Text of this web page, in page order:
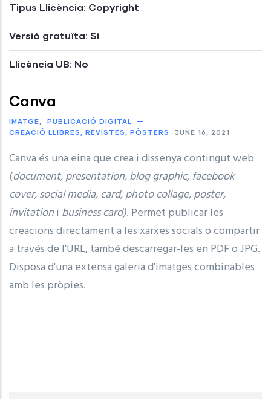
Tipus Llicència: Copyright
Versió gratuïta: Si
Llicència UB: No
Canva
IMATGE
PUBLICACIÓ DIGITAL
CREACIÓ LLIBRES, REVISTES, PÒSTERS
JUNE 16, 2021
Canva és una eina que crea i dissenya contingut web
(document, presentation, blog graphic, facebook
cover, social media, card, photo collage, poster,
invitationi business card). Permet publicar les
creacions directament a les xarxes socials o compartir
a través de l'URL, també descarregar-les en PDF o JPG.
Disposa d'una extensa galeria d'imatges combinables
amb les pròpies.